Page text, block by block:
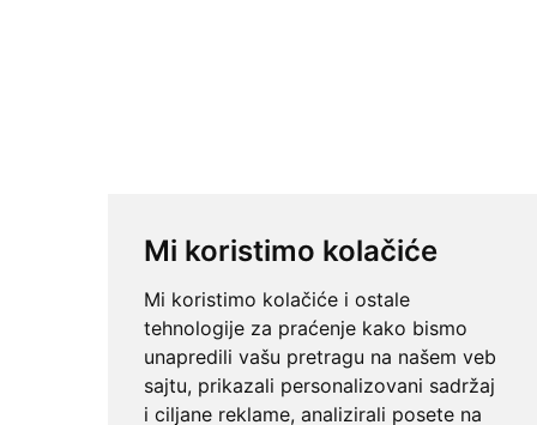
Mi koristimo kolačiće
Mi koristimo kolačiće i ostale
tehnologije za praćenje kako bismo
unapredili vašu pretragu na našem veb
sajtu, prikazali personalizovani sadržaj
i ciljane reklame, analizirali posete na